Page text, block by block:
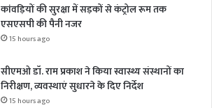
कांवड़ियों की सुरक्षा में सड़कों से कंट्रोल रूम तक
एसएसपी की पैनी नजर
15 hours ago
सीएमओ डॉ. राम प्रकाश ने किया स्वास्थ्य संस्थानों का
निरीक्षण, व्यवस्थाएं सुधारने के दिए निर्देश
15 hours ago